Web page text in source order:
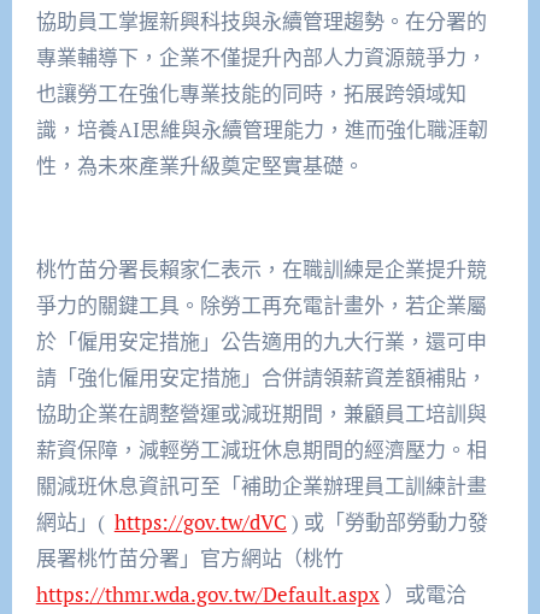
協助員工掌握新興科技與永續管理趨勢。在分署的
專業輔導下，企業不僅提升內部人力資源競爭力，
也讓勞工在強化專業技能的同時，拓展跨領域知
識，培養AI思維與永續管理能力，進而強化職涯韌
性，為未來產業升級奠定堅實基礎。
桃竹苗分署長賴家仁表示，在職訓練是企業提升競
爭力的關鍵工具。除勞工再充電計畫外，若企業屬
於「僱用安定措施」公告適用的九大行業，還可申
請「強化僱用安定措施」合併請領薪資差額補貼，
協助企業在調整營運或減班期間，兼顧員工培訓與
薪資保障，減輕勞工減班休息期間的經濟壓力。相
關減班休息資訊可至「補助企業辦理員工訓練計畫
網站」( https://gov.tw/dVC ) 或「勞動部勞動力發
展署桃竹苗分署」官方網站（桃竹
https://thmr.wda.gov.tw/Default.aspx）或電洽